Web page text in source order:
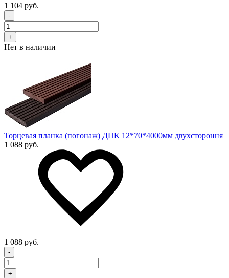
1 104 руб.
-
+
Нет в наличии
Торцевая планка (погонаж) ДПК 12*70*4000мм двухстороння
1 088 руб.
1 088 руб.
-
+